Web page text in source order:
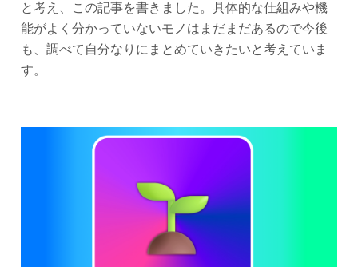
と考え、この記事を書きました。具体的な仕組みや機
能がよく分かっていないモノはまだまだあるので今後
も、調べて自分なりにまとめていきたいと考えていま
す。